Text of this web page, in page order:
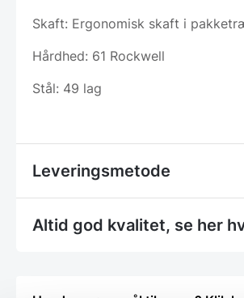
Skaft: Ergonomisk skaft i
Hårdhed: 61 Rockwell
Stål: 49 lag
Leveringsmetode
Altid god kvalitet, se her